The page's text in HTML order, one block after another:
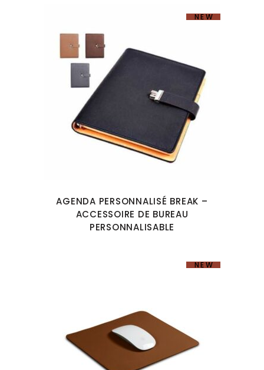
NEW
AGENDA PERSONNALISÉ BREAK –
ACCESSOIRE DE BUREAU
PERSONNALISABLE
NEW